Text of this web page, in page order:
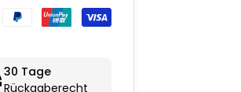
30 Tage
Rückgaberecht